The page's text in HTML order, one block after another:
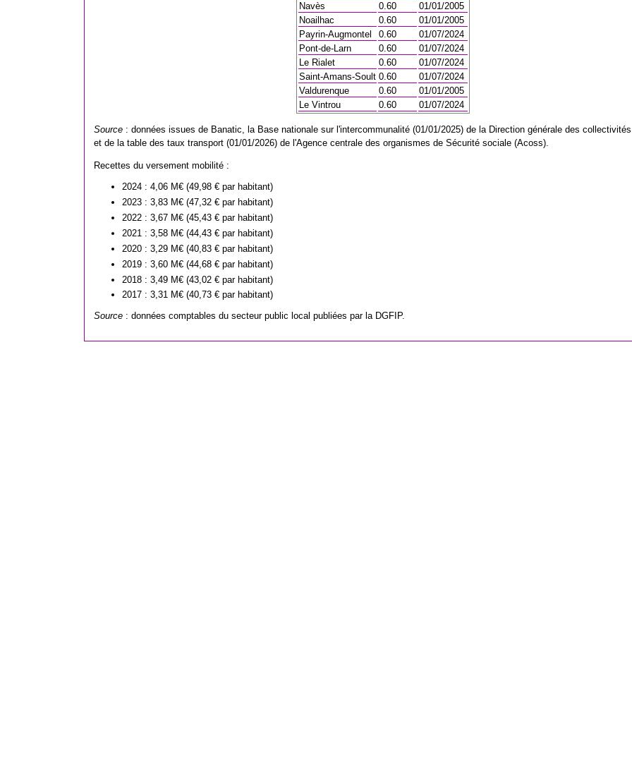
Navès
0.60
01/01/2005
Noailhac
0.60
01/01/2005
Payrin-Augmontel
0.60
01/07/2024
Pont-de-Larn
0.60
01/07/2024
Le Rialet
0.60
01/07/2024
Saint-Amans-Soult 0.60
01/07/2024
Valdurenque
0.60
01/01/2005
Le Vintrou
0.60 01/07/2024
Source: données issues de Banatic, la Base nationale sur l'intercommunalité (01/01/2025) de la Direction générale des
et de la table des taux transport (01/01/2026) de l'Agence centrale des organismes de Sécurité sociale (Acoss).
Recettes du versement mobilité :
2024 : 4,06 M€ (49,98 € par habitant)
2023 : 3,83 M€ (47,32 € par habitant)
2022 : 3,67 M€ (45,43 € par habitant)
2021 : 3,58 M€ (44,43 € par habitant)
2020 : 3,29 M€ (40,83 € par habitant)
2019 : 3,60 M€ (44,68 € par habitant)
2018 : 3,49 M€ (43,02 € par habitant)
2017 : 3,31 M€ (40,73 € par habitant)
Source: données comptables du secteur public local publiées par la DGFIP.